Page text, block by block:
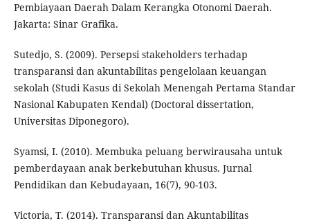
Pembiayaan Daerah Dalam Kerangka Otonomi Daerah.
Jakarta: Sinar Grafika.
Sutedjo, S. (2009). Persepsi stakeholders terhadap
transparansi dan akuntabilitas pengelolaan keuangan
sekolah (Studi Kasus di Sekolah Menengah Pertama Standar
Nasional Kabupaten Kendal) (Doctoral dissertation,
Universitas Diponegoro).
Syamsi, I. (2010). Membuka peluang berwirausaha untuk
pemberdayaan anak berkebutuhan khusus. Jurnal
Pendidikan dan Kebudayaan, 16(7), 90-103.
Victoria, T. (2014). Transparansi dan Akuntabilitas